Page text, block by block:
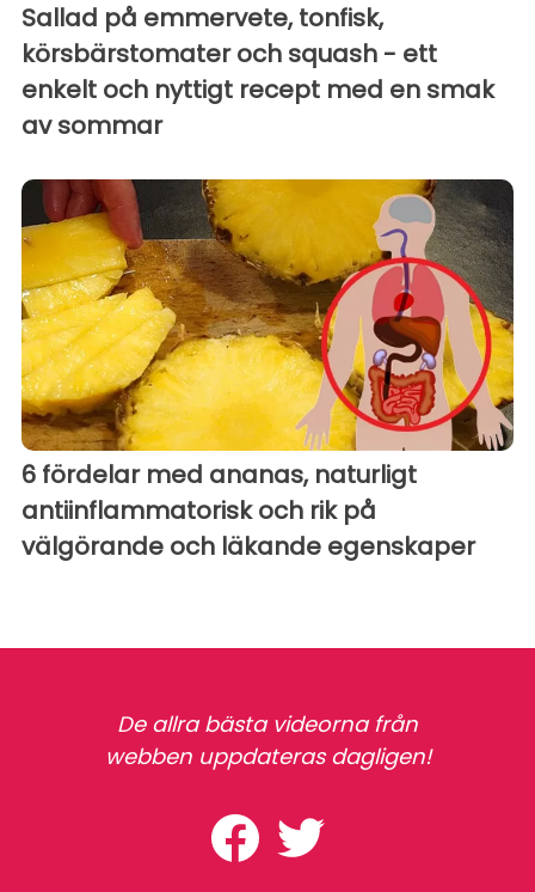
Sallad på emmervete, tonfisk,
körsbärstomater och squash - ett
enkelt och nyttigt recept med en smak
av sommar
6 fördelar med ananas, naturligt
antiinflammatorisk och rik på
välgörande och läkande egenskaper
De allra bästa videorna från
webben uppdateras dagligen!